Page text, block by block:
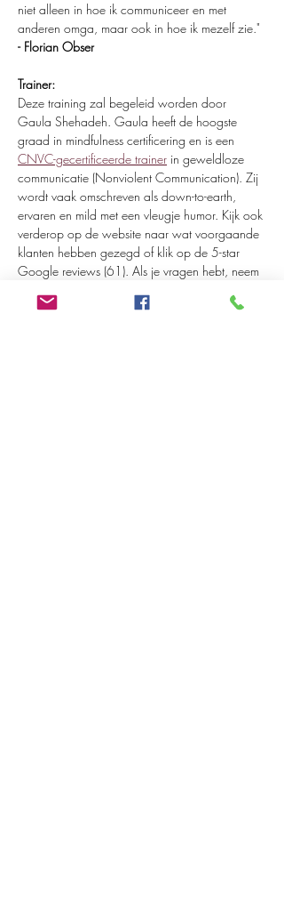
niet alleen in hoe ik communiceer en met
anderen omga, maar ook in hoe ik mezelf zie."
- Florian Obser
Trainer:
Deze training zal begeleid worden door
Gaula Shehadeh. Gaula heeft de hoogste
graad in mindfulness certificering en is een
CNVC-gecertificeerde trainer in geweldloze
communicatie (Nonviolent Communication). Zij
wordt vaak omschreven als down-to-earth,
ervaren en mild met een vleugje humor. Kijk ook
verderop op de website naar wat voorgaande
klanten hebben gezegd of klik op de 5-star
Google reviews (61). Als je vragen hebt, neem
06-24234694